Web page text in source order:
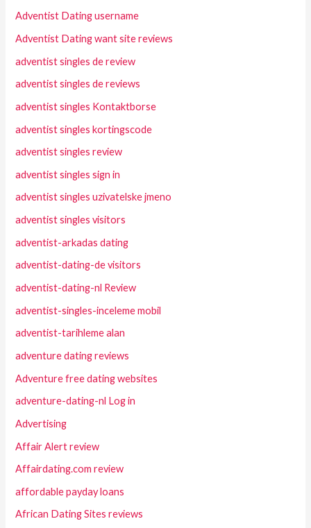
Adventist Dating username
Adventist Dating want site reviews
adventist singles de review
adventist singles de reviews
adventist singles Kontaktborse
adventist singles kortingscode
adventist singles review
adventist singles sign in
adventist singles uzivatelske jmeno
adventist singles visitors
adventist-arkadas dating
adventist-dating-de visitors
adventist-dating-nl Review
adventist-singles-inceleme mobil
adventist-tarihleme alan
adventure dating reviews
Adventure free dating websites
adventure-dating-nl Log in
Advertising
Affair Alert review
Affairdating.com review
affordable payday loans
African Dating Sites reviews